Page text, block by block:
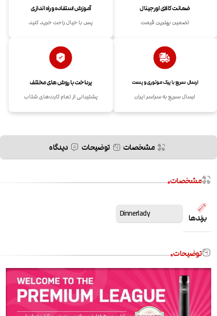
ضمانت کالای اورجینال
تضمین بهترین قیمت
آموزش استفاده و راه اندازی
پس با خیال راحت خرید کنید
ارسال سریع با پیک موتوری و پست
ارسال سریع به سراسر ایران
پرداخت با روش های مختلف
پشتیبانی از تمام کارت‌های شتاب
مشخصات توضیحات دیدگاه
مشخصات
برندها Dinnerlady
توضیحات